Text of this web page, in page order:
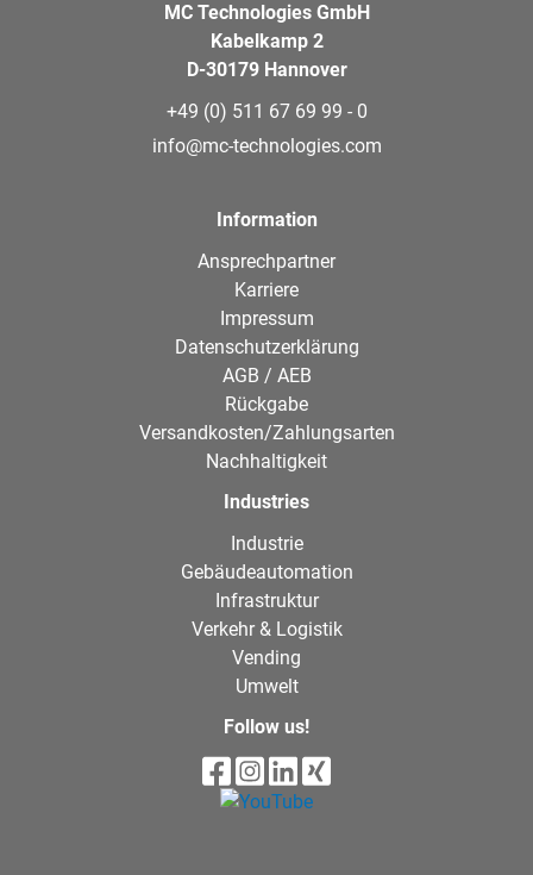
MC Technologies GmbH
Kabelkamp 2
D-30179 Hannover
+49 (0) 511 67 69 99 - 0
info@mc-technologies.com
Information
Ansprechpartner
Karriere
Impressum
Datenschutzerklärung
AGB / AEB
Rückgabe
Versandkosten/Zahlungsarten
Nachhaltigkeit
Industries
Industrie
Gebäudeautomation
Infrastruktur
Verkehr & Logistik
Vending
Umwelt
Follow us!